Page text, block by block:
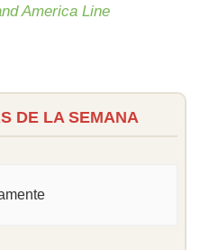
America Line
DE LA SEMANA